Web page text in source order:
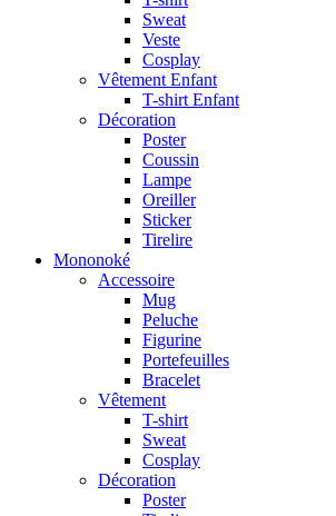
Sweat
Veste
Cosplay
Vêtement Enfant
T-shirt Enfant
Décoration
Poster
Coussin
Lampe
Oreiller
Sticker
Tirelire
Mononoké
Accessoire
Mug
Peluche
Figurine
Portefeuilles
Bracelet
Vêtement
T-shirt
Sweat
Cosplay
Décoration
Poster